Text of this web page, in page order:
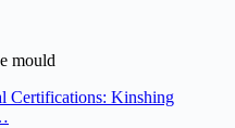
mould
Certifications: Kinshing